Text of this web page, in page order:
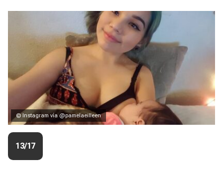
© Instagram vía @pamelaeilleen
13/17